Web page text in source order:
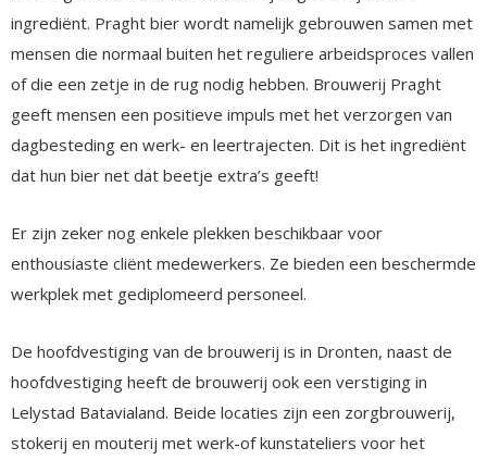
ingrediënt. Praght bier wordt namelijk gebrouwen samen met
mensen die normaal buiten het reguliere arbeidsproces vallen
of die een zetje in de rug nodig hebben. Brouwerij Praght
geeft mensen een positieve impuls met het verzorgen van
dagbesteding en werk- en leertrajecten. Dit is het ingrediënt
dat hun bier net dat beetje extra’s geeft!
Er zijn zeker nog enkele plekken beschikbaar voor
enthousiaste cliënt medewerkers. Ze bieden een beschermde
werkplek met gediplomeerd personeel.
De hoofdvestiging van de brouwerij is in Dronten, naast de
hoofdvestiging heeft de brouwerij ook een verstiging in
Lelystad Batavialand. Beide locaties zijn een zorgbrouwerij,
stokerij en mouterij met werk-of kunstateliers voor het